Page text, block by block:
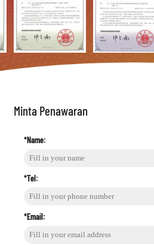
Minta Penawaran
*Name:
*Tel:
*Email: